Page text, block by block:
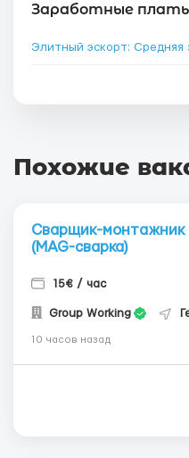
Заработные
Элитный эскорт: Средняя
Похожие
Сварщик-монтажник
(MAG-сварка)
15€ / час
Group Working
10 часов назад